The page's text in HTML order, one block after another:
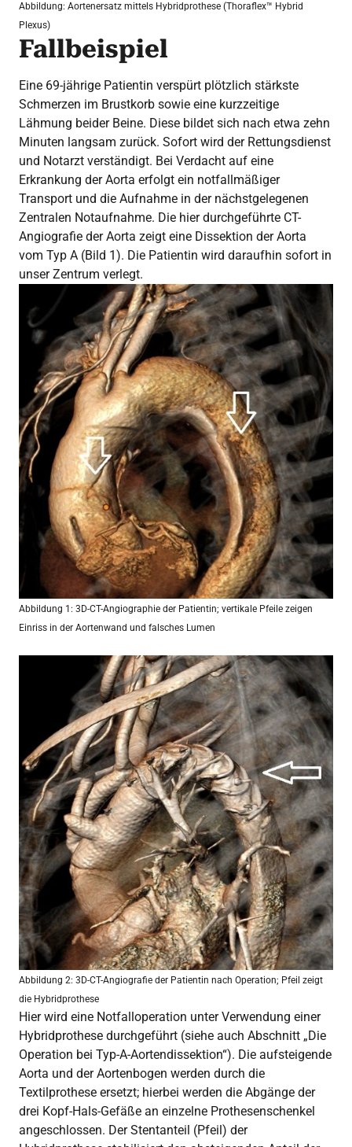
Abbildung: Aortenersatz mittels Hybridprothese (Thoraflex™ Hybrid
Plexus)
Fallbeispiel
Eine 69-jährige Patientin verspürt plötzlich stärkste
Schmerzen im Brustkorb sowie eine kurzzeitige
Lähmung beider Beine. Diese bildet sich nach etwa zehn
Minuten langsam zurück. Sofort wird der Rettungsdienst
und Notarzt verständigt. Bei Verdacht auf eine
Erkrankung der Aorta erfolgt ein notfallmäßiger
Transport und die Aufnahme in der nächstgelegenen
Zentralen Notaufnahme. Die hier durchgeführte CT-
Angiografie der Aorta zeigt eine Dissektion der Aorta
vom Typ A (Bild 1). Die Patientin wird daraufhin sofort in
unser Zentrum verlegt.
Abbildung 1: 3D-CT-Angiographie der Patientin; vertikale Pfeile zeigen
Einriss in der Aortenwand und falsches Lumen
Abbildung 2: 3D-CT-Angiografie der Patientin nach Operation; Pfeil zeigt
die Hybridprothese
Hier wird eine Notfalloperation unter Verwendung einer
Hybridprothese durchgeführt (siehe auch Abschnitt „Die
Operation bei Typ-A-Aortendissektion“). Die aufsteigende
Aorta und der Aortenbogen werden durch die
Textilprothese ersetzt; hierbei werden die Abgänge der
drei Kopf-Hals-Gefäße an einzelne Prothesenschenkel
angeschlossen. Der Stentanteil (Pfeil) der